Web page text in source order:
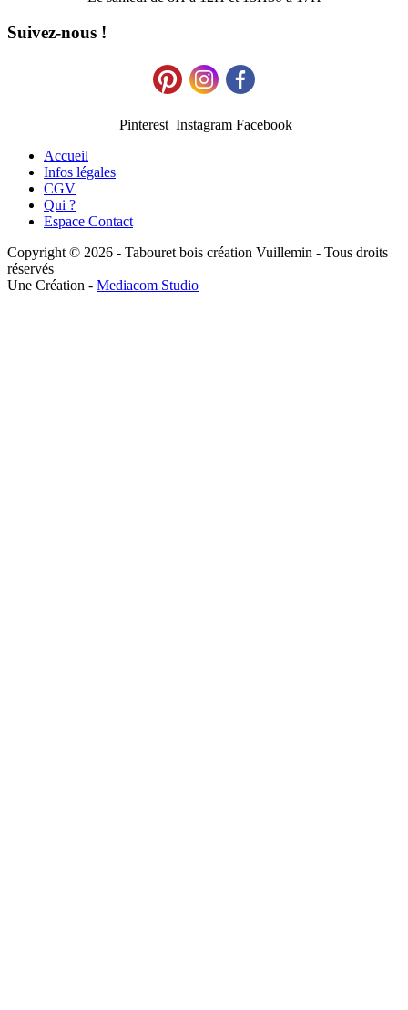
Suivez-nous !
Pinterest Instagram Facebook
Accueil
Infos légales
CGV
Qui ?
Espace Contact
Copyright © 2026 - Tabouret bois création Vuillemin - Tous droits
réservés
Une Création - Mediacom Studio